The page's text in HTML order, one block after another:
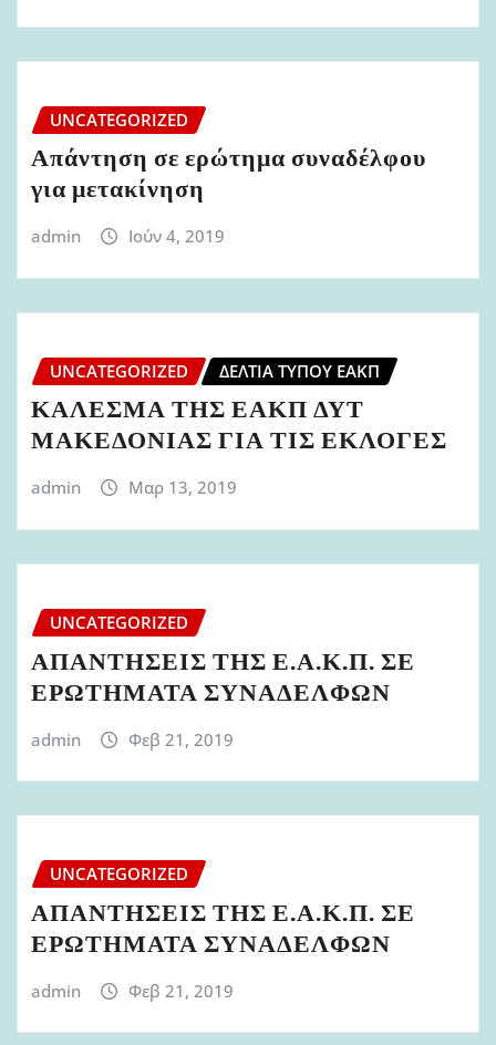
UNCATEGORIZED
Απάντηση σε ερώτημα συναδέλφου
για μετακίνηση
admin Ιούν 4, 2019
UNCATEGORIZED ΔΕΛΤΊΑ ΤΎΠΟΥ ΕΑΚΠ
ΚΑΛΕΣΜΑ ΤΗΣ ΕΑΚΠ ΔΥΤ
ΜΑΚΕΔΟΝΙΑΣ ΓΙΑ ΤΙΣ ΕΚΛΟΓΕΣ
admin Μαρ 13, 2019
UNCATEGORIZED
ΑΠΑΝΤΗΣΕΙΣ ΤΗΣ Ε.Α.Κ.Π. ΣΕ
ΕΡΩΤΗΜΑΤΑ ΣΥΝΑΔΕΛΦΩΝ
admin Φεβ 21, 2019
UNCATEGORIZED
ΑΠΑΝΤΗΣΕΙΣ ΤΗΣ Ε.Α.Κ.Π. ΣΕ
ΕΡΩΤΗΜΑΤΑ ΣΥΝΑΔΕΛΦΩΝ
admin Φεβ 21, 2019